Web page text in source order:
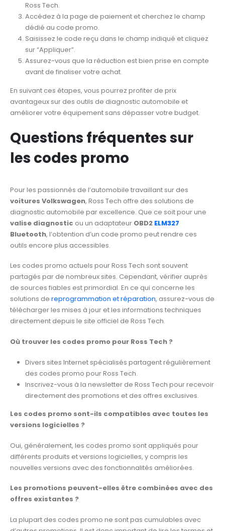
Ross Tech.
Accédez à la page de paiement et cherchez le champ
dédié au code promo.
Saisissez le code reçu dans le champ indiqué et cliquez
sur “Appliquer”.
Assurez-vous que la réduction est bien prise en compte
avant de finaliser votre achat.
En suivant ces étapes, vous pourrez profiter de prix
avantageux sur des outils de diagnostic automobile et
améliorer votre équipement sans dépasser votre budget.
Questions fréquentes sur
les codes promo
Pour les passionnés de l’automobile travaillant sur des
voitures Volkswagen, Ross Tech offre des solutions de
diagnostic automobile par excellence. Que ce soit pour une
valise diagnostic ou un adaptateur OBD2 ELM327
Bluetooth, l’obtention d’un code promo peut rendre ces
outils encore plus accessibles.
Les codes promo actuels pour Ross Tech sont souvent
partagés par de nombreux sites. Cependant, vérifier auprès
de sources fiables est primordial. En ce qui concerne les
solutions de reprogrammation et réparation, assurez-vous de
télécharger les mises à jour et les informations techniques
directement depuis le site officiel de Ross Tech.
Où trouver les codes promo pour Ross Tech ?
Divers sites Internet spécialisés partagent régulièrement
des codes promo pour Ross Tech.
Inscrivez-vous à la newsletter de Ross Tech pour recevoir
directement des promotions et des offres exclusives.
Les codes promo sont-ils compatibles avec toutes les
versions logicielles ?
Oui, généralement, les codes promo sont appliqués pour
différents produits et versions logicielles, y compris les
nouvelles versions avec des fonctionnalités améliorées.
Les promotions peuvent-elles être combinées avec des
offres existantes ?
La plupart des codes promo ne sont pas cumulables avec